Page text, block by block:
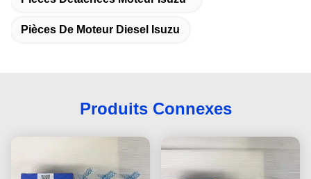
Pièces De Moteur Diesel Isuzu
Produits Connexes